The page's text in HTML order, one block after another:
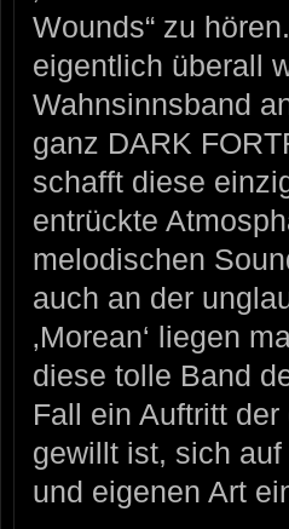
Wounds“ zu
eigentlich überall
Wahnsinnsband
ganz DARK
schafft diese
entrückte
melodischen
auch an der
‚Morean‘ liegen
diese tolle Band
Fall ein Auftritt
gewillt ist, sich
und eigenen Art